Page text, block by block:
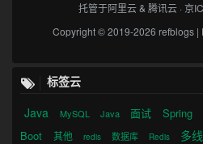
托管于阿里云& 腾讯云 ·京
Copyright © 2019-2026 refblogs |
标签云
Java MySQL Java 面试 Spring
Boot
其他 redis 数据库 Redis 多